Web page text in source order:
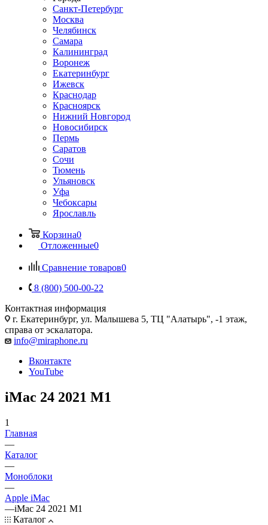
Санкт-Петербург
Москва
Челябинск
Самара
Калининград
Воронеж
Екатеринбург
Ижевск
Краснодар
Красноярск
Нижний Новгород
Новосибирск
Пермь
Саратов
Сочи
Тюмень
Ульяновск
Уфа
Чебоксары
Ярославль
Корзина0
Отложенные0
Сравнение товаров0
8 (800) 500-00-22
Контактная информация
г. Екатеринбург, ул. Малышева 5, ТЦ "Алатырь", -1 этаж,
справа от эскалатора.
info@miraphone.ru
Вконтакте
YouTube
iMac 24 2021 M1
1
Главная
—
Каталог
—
Моноблоки
—
Apple iMac
—iMac 24 2021 M1
Каталог